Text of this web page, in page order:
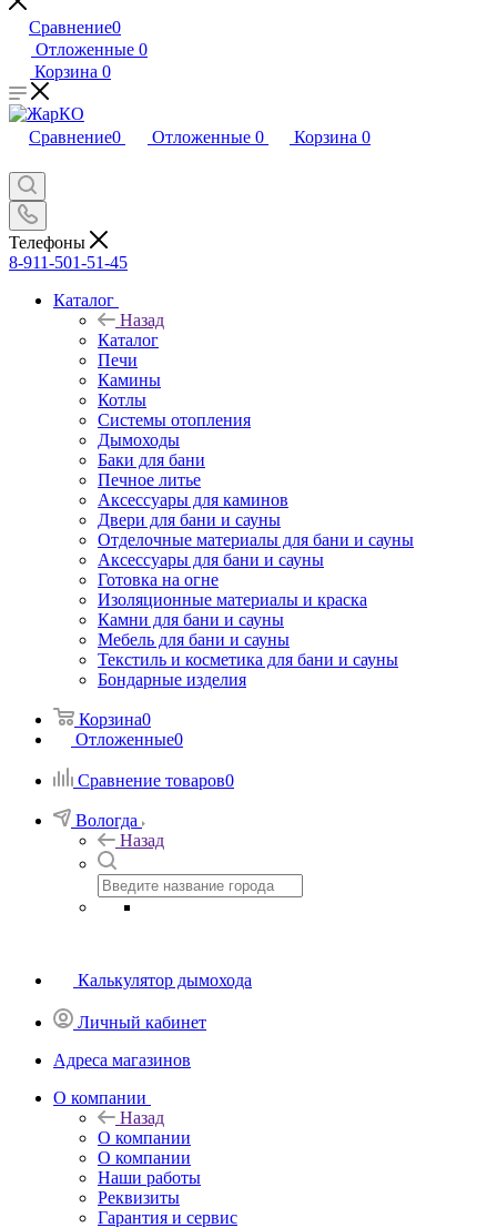
Сравнение0
Отложенные 0
Корзина 0
Сравнение0 Отложенные 0 Корзина 0
Телефоны
8-911-501-51-45
Каталог
Назад
Каталог
Печи
Камины
Котлы
Системы отопления
Дымоходы
Баки для бани
Печное литье
Аксессуары для каминов
Двери для бани и сауны
Отделочные материалы для бани и сауны
Аксессуары для бани и сауны
Готовка на огне
Изоляционные материалы и краска
Камни для бани и сауны
Мебель для бани и сауны
Текстиль и косметика для бани и сауны
Бондарные изделия
Корзина0
Отложенные0
Сравнение товаров0
Вологда
Назад
Калькулятор дымохода
Личный кабинет
Адреса магазинов
O компании
Назад
O компании
О компании
Наши работы
Реквизиты
Гарантия и сервис